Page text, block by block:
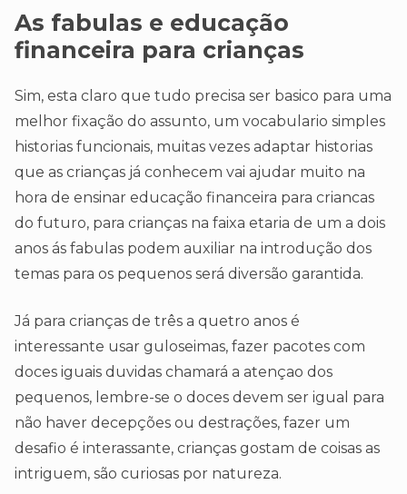
As fabulas e educação
financeira para crianças
Sim, esta claro que tudo precisa ser basico para uma
melhor fixação do assunto, um vocabulario simples
historias funcionais, muitas vezes adaptar historias
que as crianças já conhecem vai ajudar muito na
hora de ensinar educação financeira para criancas
do futuro, para crianças na faixa etaria de um a dois
anos ás fabulas podem auxiliar na introdução dos
temas para os pequenos será diversão garantida.
Já para crianças de três a quetro anos é
interessante usar guloseimas, fazer pacotes com
doces iguais duvidas chamará a atençao dos
pequenos, lembre-se o doces devem ser igual para
não haver decepções ou destrações, fazer um
desafio é interassante, crianças gostam de coisas as
intriguem, são curiosas por natureza.